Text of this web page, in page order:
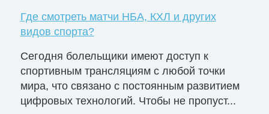
Где смотреть матчи НБА, КХЛ и других
видов спорта?
Сегодня болельщики имеют доступ к
спортивным трансляциям с любой точки
мира, что связано с постоянным развитием
цифровых технологий. Чтобы не пропуст...